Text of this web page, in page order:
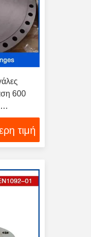
600
χάλυβα
τιμή